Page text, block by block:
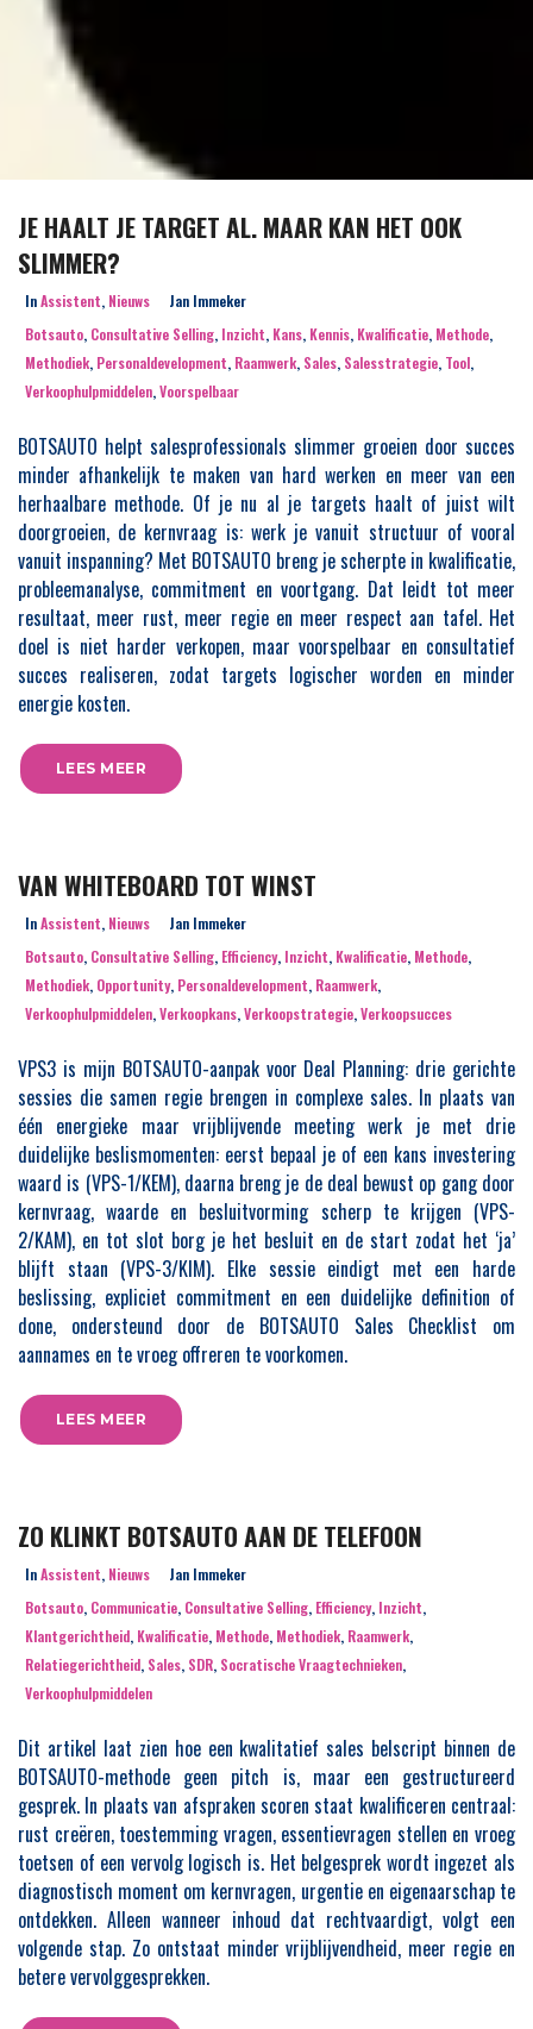
JE HAALT JE TARGET AL. MAAR KAN HET OOK
SLIMMER?
InAssistent, Nieuws
Jan Immeker
Botsauto, Consultative Selling, Inzicht, Kans, Kennis, Kwalificatie, Methode,
Methodiek, Personaldevelopment, Raamwerk, Sales, Salesstrategie, Tool,
Verkoophulpmiddelen,Voorspelbaar
BOTSAUTO helpt salesprofessionals slimmer groeien door succes
minder afhankelijk te maken van hard werken en meer van een
herhaalbare methode. Of je nu al je targets haalt of juist wilt
doorgroeien, de kernvraag is: werk je vanuit structuur of vooral
vanuit inspanning? Met BOTSAUTO breng je scherpte in kwalificatie,
probleemanalyse, commitment en voortgang. Dat leidt tot meer
resultaat, meer rust, meer regie en meer respect aan tafel. Het
doel is niet harder verkopen, maar voorspelbaar en consultatief
succes realiseren, zodat targets logischer worden en minder
energie kosten.
LEES MEER
VAN WHITEBOARD TOT WINST
InAssistent, Nieuws
Jan Immeker
Botsauto, Consultative Selling, Efficiency, Inzicht, Kwalificatie, Methode,
Methodiek, Opportunity, Personaldevelopment, Raamwerk,
Verkoophulpmiddelen,Verkoopkans,Verkoopstrategie,Verkoopsucces
VPS3 is mijn BOTSAUTO-aanpak voor Deal Planning: drie gerichte
sessies die samen regie brengen in complexe sales. In plaats van
één energieke maar vrijblijvende meeting werk je met drie
duidelijke beslismomenten: eerst bepaal je of een kans investering
waard is (VPS-1/KEM), daarna breng je de deal bewust op gang door
kernvraag, waarde en besluitvorming scherp te krijgen (VPS-
2/KAM), en tot slot borg je het besluit en de start zodat het ‘ja’
blijft staan (VPS-3/KIM). Elke sessie eindigt met een harde
beslissing, expliciet commitment en een duidelijke definition of
done, ondersteund door de BOTSAUTO Sales Checklist om
aannames en te vroeg offreren te voorkomen.
LEES MEER
ZO KLINKT BOTSAUTO AAN DE TELEFOON
InAssistent, Nieuws
Jan Immeker
Botsauto, Communicatie, Consultative Selling, Efficiency, Inzicht,
Klantgerichtheid, Kwalificatie, Methode, Methodiek, Raamwerk,
Relatiegerichtheid, Sales, SDR, Socratische Vraagtechnieken,
Verkoophulpmiddelen
Dit artikel laat zien hoe een kwalitatief sales belscript binnen de
BOTSAUTO-methode geen pitch is, maar een gestructureerd
gesprek. In plaats van afspraken scoren staat kwalificeren centraal:
rust creëren, toestemming vragen, essentievragen stellen en vroeg
toetsen of een vervolg logisch is. Het belgesprek wordt ingezet als
diagnostisch moment om kernvragen, urgentie en eigenaarschap te
ontdekken. Alleen wanneer inhoud dat rechtvaardigt, volgt een
volgende stap. Zo ontstaat minder vrijblijvendheid, meer regie en
betere vervolggesprekken.